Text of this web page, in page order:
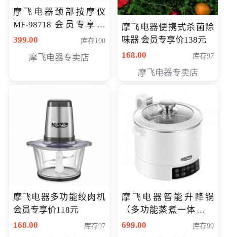
摩飞电器颈部按摩仪
MF-98718 会员专享价
299元
399.00 库存100
摩飞电器专卖店
摩飞电器便携式杀菌除
味器 会员专享价138元
168.00
库存97
摩飞电器专卖店
摩飞电器多功能绞肉机
会员专享价118元
168.00
库存97
摩飞电器智能升降锅
（多功能蒸煮一体锅）
（智能升降养生锅） 会
699.00 库存99